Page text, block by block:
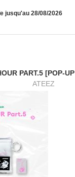
jusqu'au 28/08/2026
PART.5 [POP-
ATEEZ